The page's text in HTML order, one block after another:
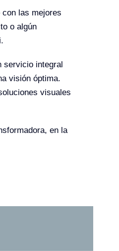
las mejores
o algún
servicio integral
visión óptima.
visuales
en la